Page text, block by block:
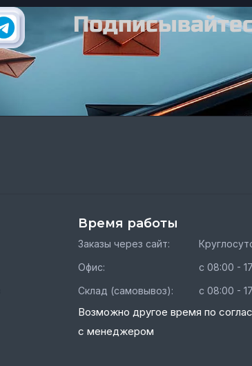
Время работы
Заказы через сайт:
Офис:
Склад (самовывоз):
с 08:00 -
с 08:00 -
Возможно другое время по
с менеджером